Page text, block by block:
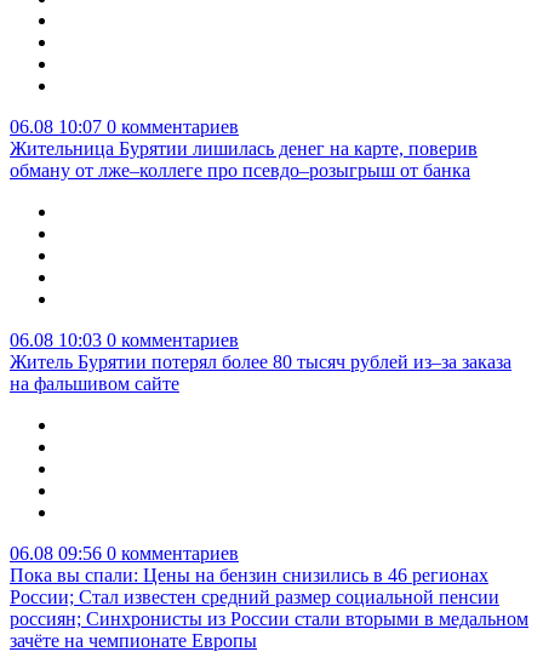
06.08 10:07 0 комментариев
Жительница Бурятии лишилась денег на карте, поверив
обману от лже–коллеге про псевдо–розыгрыш от банка
06.08 10:03 0 комментариев
Житель Бурятии потерял более 80 тысяч рублей из–за заказа
на фальшивом сайте
06.08 09:56 0 комментариев
Пока вы спали: Цены на бензин снизились в 46 регионах
России; Стал известен средний размер социальной пенсии
россиян; Синхронисты из России стали вторыми в медальном
зачёте на чемпионате Европы